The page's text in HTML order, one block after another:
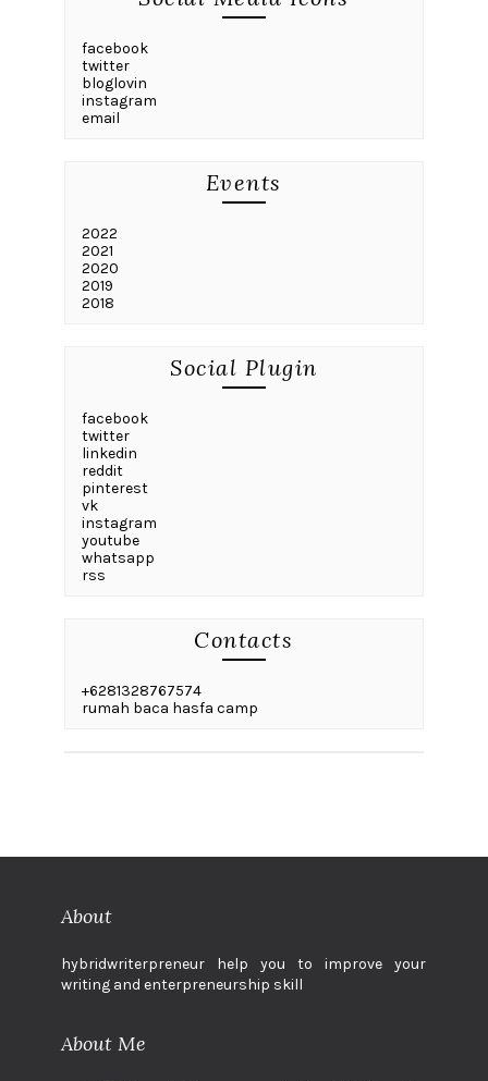
facebook
twitter
bloglovin
instagram
email
Events
2022
2021
2020
2019
2018
Social Plugin
facebook
twitter
linkedin
reddit
pinterest
vk
instagram
youtube
whatsapp
rss
Contacts
+6281328767574
rumah baca hasfa camp
About
hybridwriterpreneur help you to improve your
writing and enterpreneurship skill
About Me